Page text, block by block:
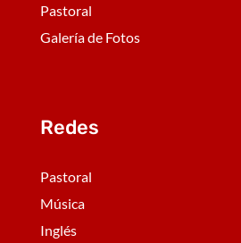
Pastoral
Galería de Fotos
Redes
Pastoral
Música
Inglés